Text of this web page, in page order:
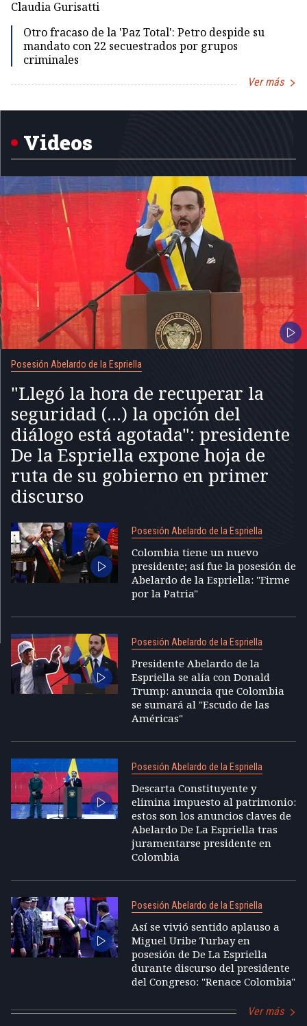
Claudia Gurisatti
Otro fracaso de la 'Paz Total': Petro despide su
mandato con 22 secuestrados por grupos
criminales
Ver más
1
Videos
Posesión Abelardo de la Espriella
"Llegó la hora de recuperar la
seguridad (...) la opción del
diálogo está agotada": presidente
De la Espriella expone hoja de
ruta de su gobierno en primer
discurso
Posesión Abelardo de la Espriella
Colombia tiene un nuevo
presidente; así fue la posesión de
Abelardo de la Espriella: "Firme
por la Patria"
Posesión Abelardo de la Espriella
Presidente Abelardo de la
Espriella se alía con Donald
Trump: anuncia que Colombia
se sumará al "Escudo de las
Américas"
Posesión Abelardo de la Espriella
Descarta Constituyente y
elimina impuesto al patrimonio:
estos son los anuncios claves de
Abelardo De La Espriella tras
juramentarse presidente en
Colombia
Posesión Abelardo de la Espriella
Así se vivió sentido aplauso a
Miguel Uribe Turbay en
posesión de De La Espriella
durante discurso del presidente
del Congreso: "Renace Colombia"
Ver más